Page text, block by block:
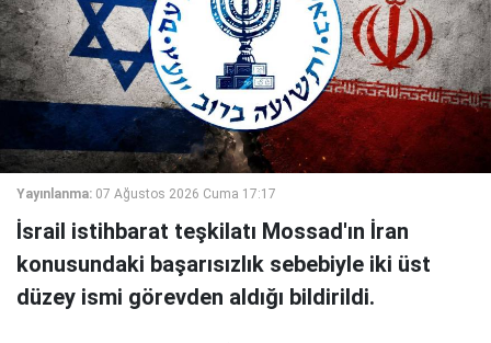
Yayınlanma: 07 Ağustos 2026 Cuma 17:17
İsrail istihbarat teşkilatı Mossad'ın İran
konusundaki başarısızlık sebebiyle iki üst
düzey ismi görevden aldığı bildirildi.